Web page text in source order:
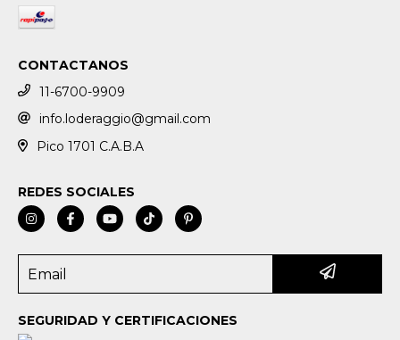
CONTACTANOS
11-6700-9909
info.loderaggio@gmail.com
Pico 1701 C.A.B.A
REDES SOCIALES
SEGURIDAD Y CERTIFICACIONES